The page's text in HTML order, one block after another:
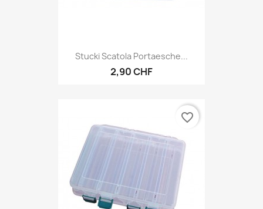
Stucki Scatola Portaesche...
2,90 CHF
favorite_border